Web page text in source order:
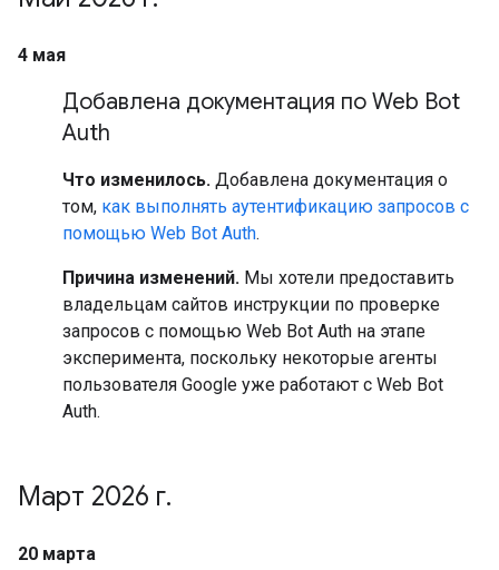
4 мая
Добавлена документация по Web Bot
Auth
Что изменилось. Добавлена документация о
том, как выполнять аутентификацию запросов с
помощью Web Bot Auth.
Причина изменений. Мы хотели предоставить
владельцам сайтов инструкции по проверке
запросов с помощью Web Bot Auth на этапе
эксперимента, поскольку некоторые агенты
пользователя Google уже работают с Web Bot
Auth.
Март 2026 г.
20 марта